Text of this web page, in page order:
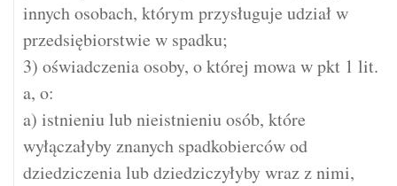
innych osobach, którym przysługuje udział w
przedsiębiorstwie w spadku;
3) oświadczenia osoby, o której mowa w pkt 1 lit.
a, o:
a) istnieniu lub nieistnieniu osób, które
wyłączałyby znanych spadkobierców od
dziedziczenia lub dziedziczyłyby wraz z nimi,